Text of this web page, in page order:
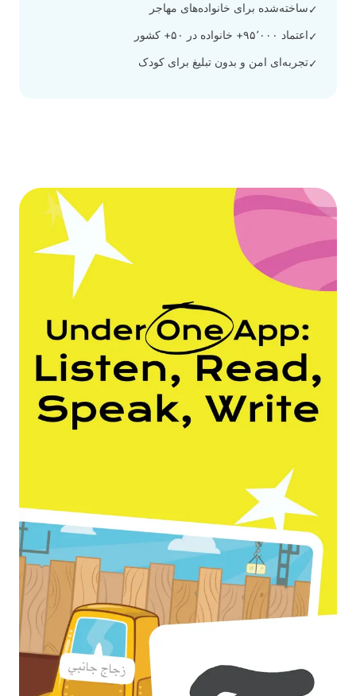
✓ساخته‌شده برای خانواده‌های مهاجر
✓اعتماد ۹۵٬۰۰۰+ خانواده در ۵۰+ کشور
✓تجربه‌ای امن و بدون تبلیغ برای کودک